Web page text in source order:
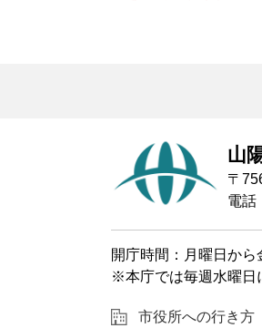
山
〒
電話
開庁時間：月曜日か
※本庁では毎週水曜日
市役所への行き方